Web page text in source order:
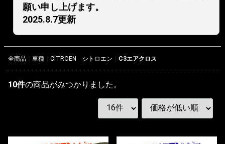
願い申し上げます。
2025.8.7更新
全商品 車種 CITROEN シトロエン C3エアクロス
10件の商品がみつかりました。